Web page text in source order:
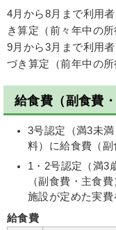
4月から8月まで利用
き算定（前々年中の所
9月から3月まで利用
づき算定（前年中の所
給食費（副食費・
3号認定（満3未
料）に給食費（副
1・2号認定（満3
（副食費・主食
施設が定めた実費
給食費